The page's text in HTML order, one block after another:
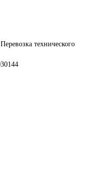
Перевозка технического